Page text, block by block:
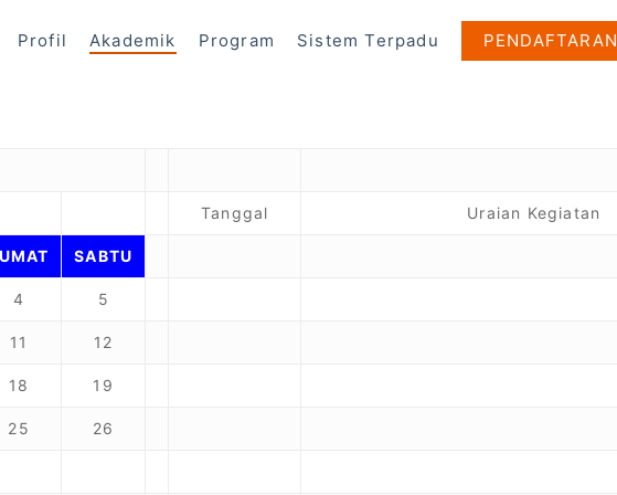
Profil Akademik Program Sistem Terpadu PENDAFTARAN
Tanggal Uraian Kegiatan
SABTU
4 5
11 12
18 19
25 26